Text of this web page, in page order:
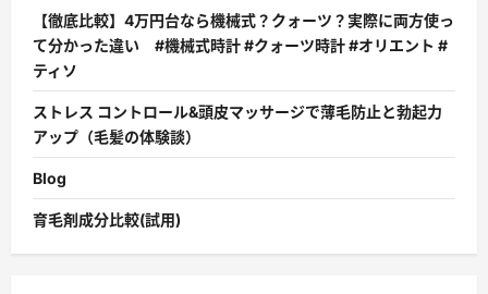
【徹底比較】4万円台なら機械式？クォーツ？実際に両方使っ
て分かった違い #機械式時計 #クォーツ時計 #オリエント #
ティソ
ストレス コントロール&頭皮マッサージで薄毛防止と勃起力
アップ（毛髪の体験談）
Blog
育毛剤成分比較(試用)